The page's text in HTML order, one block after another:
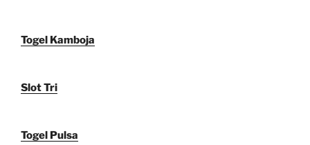
Togel Kamboja
Slot Tri
Togel Pulsa